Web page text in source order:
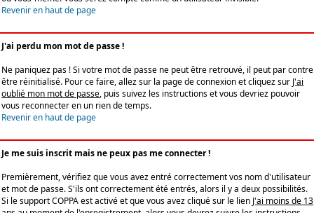
Revenir en haut de page
J'ai perdu mon mot de passe !
Ne paniquez pas ! Si votre mot de passe ne peut être retrouvé, il peut par contre
être réinitialisé. Pour ce faire, allez sur la page de connexion et cliquez sur J'ai
oublié mon mot de passe, puis suivez les instructions et vous devriez pouvoir
vous reconnecter en un rien de temps.
Revenir en haut de page
Je me suis inscrit mais ne peux pas me connecter !
Premièrement, vérifiez que vous avez entré correctement vos nom d'utilisateur
et mot de passe. S'ils ont correctement été entrés, alors il y a deux possibilités.
Si le support COPPA est activé et que vous avez cliqué sur le lien J'ai moins de 13